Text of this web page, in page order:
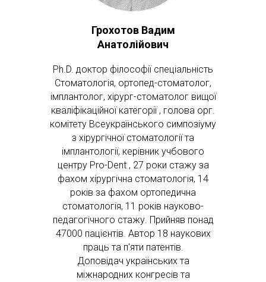
Грохотов Вадим
Анатолійович
Ph.D. доктор філософії спеціальність
Стоматологія, ортопед-стоматолог,
імплантолог, хірург-стоматолог вищої
кваліфікаційної категорії , голова орг.
комітету Всеукраїнського симпозіуму
з хірургічної стоматології та
імплантології, керівник учбового
центру Pro-Dent , 27 роки стажу за
фахом хірургічна стоматологія, 14
років за фахом ортопедична
стоматологія, 11 років науково-
педагогічного стажу. Прийняв понад
47000 пацієнтів. Автор 18 наукових
праць та п'яти патентів.
Доповідач українських та
міжнародних конгресів та